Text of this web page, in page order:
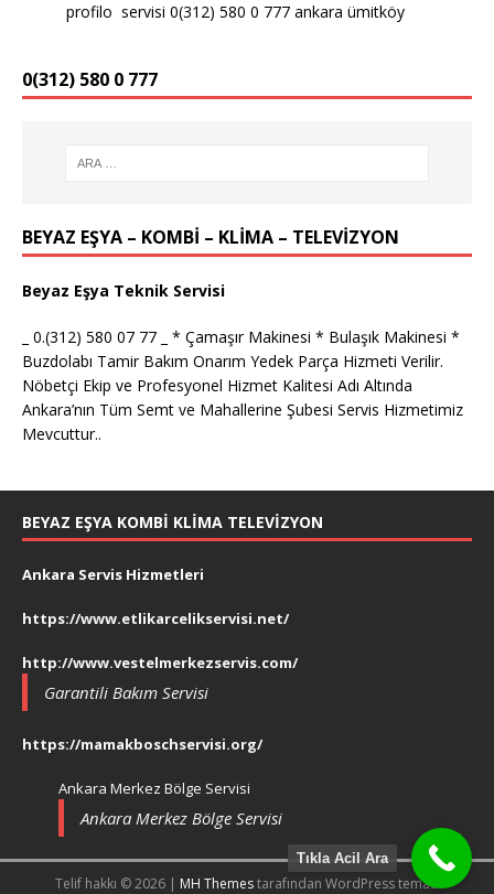
profilo servisi 0(312) 580 0 777 ankara ümitköy
0(312) 580 0 777
BEYAZ EŞYA – KOMBİ – KLİMA – TELEVİZYON
Beyaz Eşya Teknik Servisi
_ 0.(312) 580 07 77 _ * Çamaşır Makinesi * Bulaşık Makinesi *
Buzdolabı Tamir Bakım Onarım Yedek Parça Hizmeti Verilir.
Nöbetçi Ekip ve Profesyonel Hizmet Kalitesi Adı Altında
Ankara’nın Tüm Semt ve Mahallerine Şubesi Servis Hizmetimiz
Mevcuttur..
BEYAZ EŞYA KOMBI KLIMA TELEVIZYON
Ankara Servis Hizmetleri
https://www.etlikarcelikservisi.net/
http://www.vestelmerkezservis.com/
Garantili Bakım Servisi
https://mamakboschservisi.org/
Ankara Merkez Bölge Servisi
Ankara Merkez Bölge Servisi
Telif hakkı © 2026 | MH Themestarafından WordPress teması
Tıkla Acil Ara